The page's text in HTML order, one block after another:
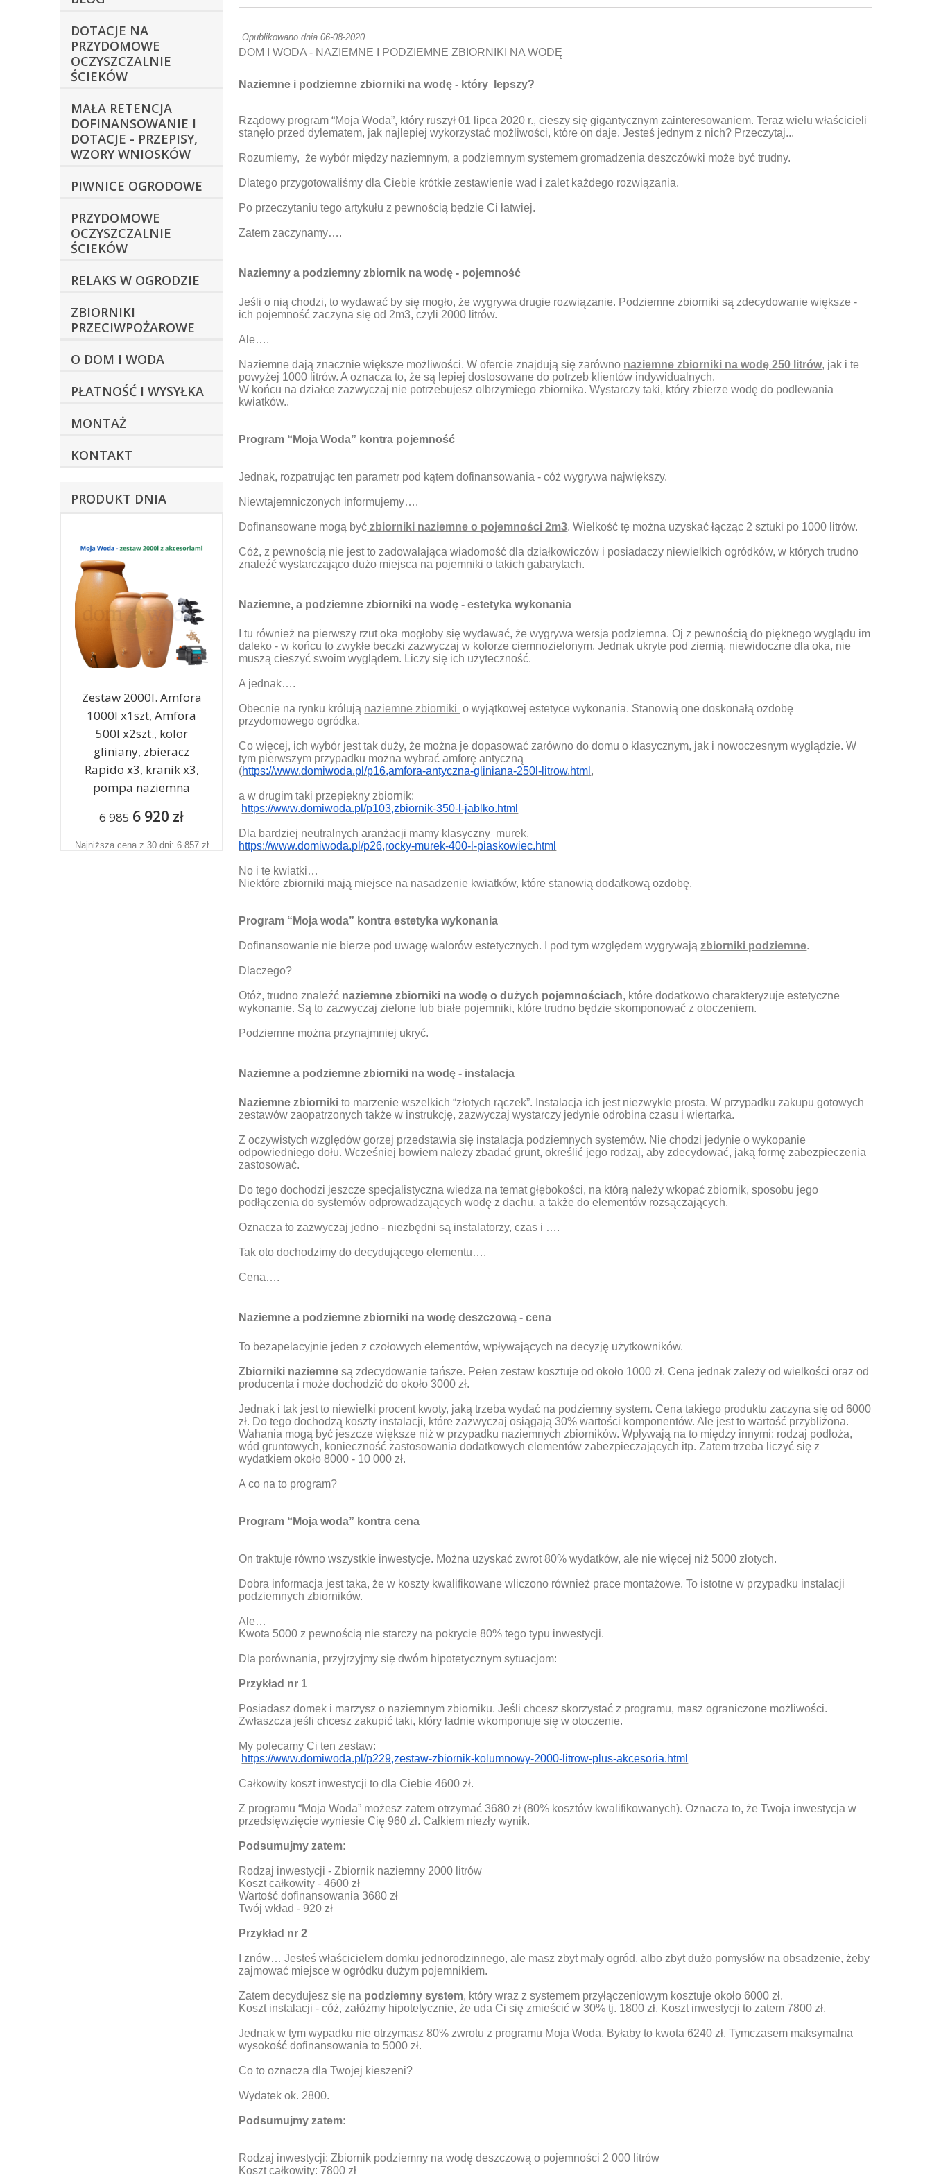
DOTACJE NA
PRZYDOMOWE
OCZYSZCZALNIE
ŚCIEKÓW
MAŁA RETENCJA
DOFINANSOWANIE I
DOTACJE - PRZEPISY,
WZORY WNIOSKÓW
PIWNICE OGRODOWE
PRZYDOMOWE
OCZYSZCZALNIE
ŚCIEKÓW
RELAKS W OGRODZIE
ZBIORNIKI
PRZECIWPOŻAROWE
O DOM I WODA
PŁATNOŚĆ I WYSYŁKA
MONTAŻ
KONTAKT
PRODUKT DNIA
Zestaw 2000l. Amfora
1000l x1szt, Amfora
500l x2szt., kolor
gliniany, zbieracz
Rapido x3, kranik x3,
pompa naziemna
6 985 6 920 zł
Najniższa cena z 30 dni: 6 857 zł
Opublikowano dnia 06-08-2020
DOM I WODA - NAZIEMNE I PODZIEMNE ZBIORNIKI NA WODĘ
Naziemne i podziemne zbiorniki na wodę - który lepszy?
Rządowy program “Moja Woda”, który ruszył 01 lipca 2020 r., cieszy się gigantycznym zainteresowaniem. Teraz wielu właścicieli
stanęło przed dylematem, jak najlepiej wykorzystać możliwości, które on daje. Jesteś jednym z nich? Przeczytaj...
Rozumiemy, że wybór między naziemnym, a podziemnym systemem gromadzenia deszczówki może być trudny.
Dlatego przygotowaliśmy dla Ciebie krótkie zestawienie wad i zalet każdego rozwiązania.
Po przeczytaniu tego artykułu z pewnością będzie Ci łatwiej.
Zatem zaczynamy….
Naziemny a podziemny zbiornik na wodę - pojemność
Jeśli o nią chodzi, to wydawać by się mogło, że wygrywa drugie rozwiązanie. Podziemne zbiorniki są zdecydowanie większe -
ich pojemność zaczyna się od 2m3, czyli 2000 litrów.
Ale….
Naziemne dają znacznie większe możliwości. W ofercie znajdują się zarówno naziemne zbiorniki na wodę 250 litrów, jak i te
powyżej 1000 litrów. A oznacza to, że są lepiej dostosowane do potrzeb klientów indywidualnych.
W końcu na działce zazwyczaj nie potrzebujesz olbrzymiego zbiornika. Wystarczy taki, który zbierze wodę do podlewania
kwiatków..
Program “Moja Woda” kontra pojemność
Jednak, rozpatrując ten parametr pod kątem dofinansowania - cóż wygrywa największy.
Niewtajemniczonych informujemy….
Dofinansowane mogą być zbiorniki naziemne o pojemności 2m3. Wielkość tę można uzyskać łącząc 2 sztuki po 1000 litrów.
Cóż, z pewnością nie jest to zadowalająca wiadomość dla działkowiczów i posiadaczy niewielkich ogródków, w których trudno
znaleźć wystarczająco dużo miejsca na pojemniki o takich gabarytach.
Naziemne, a podziemne zbiorniki na wodę - estetyka wykonania
I tu również na pierwszy rzut oka mogłoby się wydawać, że wygrywa wersja podziemna. Oj z pewnością do pięknego wyglądu im
daleko - w końcu to zwykłe beczki zazwyczaj w kolorze ciemnozielonym. Jednak ukryte pod ziemią, niewidoczne dla oka, nie
muszą cieszyć swoim wyglądem. Liczy się ich użyteczność.
A jednak….
Obecnie na rynku królują naziemne zbiorniki o wyjątkowej estetyce wykonania. Stanowią one doskonałą ozdobę
przydomowego ogródka.
Co więcej, ich wybór jest tak duży, że można je dopasować zarówno do domu o klasycznym, jak i nowoczesnym wyglądzie. W
tym pierwszym przypadku można wybrać amforę antyczną
(https://www.domiwoda.pl/p16,amfora-antyczna-gliniana-250l-litrow.html ,
a w drugim taki przepiękny zbiornik:
https://www.domiwoda.pl/p103,zbiornik-350-l-jablko.html
Dla bardziej neutralnych aranżacji mamy klasyczny murek.
https://www.domiwoda.pl/p26,rocky-murek-400-l-piaskowiec.html
No i te kwiatki…
Niektóre zbiorniki mają miejsce na nasadzenie kwiatków, które stanowią dodatkową ozdobę.
Program “Moja woda” kontra estetyka wykonania
Dofinansowanie nie bierze pod uwagę walorów estetycznych. I pod tym względem wygrywajązbiorniki podziemne.
Dlaczego?
Otóż, trudno znaleźć naziemne zbiorniki na wodę o dużych pojemnościach, które dodatkowo charakteryzuje estetyczne
wykonanie. Są to zazwyczaj zielone lub białe pojemniki, które trudno będzie skomponować z otoczeniem.
Podziemne można przynajmniej ukryć.
Naziemne a podziemne zbiorniki na wodę - instalacja
Naziemne zbiorniki to marzenie wszelkich “złotych rączek”. Instalacja ich jest niezwykle prosta. W przypadku zakupu gotowych
zestawów zaopatrzonych także w instrukcję, zazwyczaj wystarczy jedynie odrobina czasu i wiertarka.
Z oczywistych względów gorzej przedstawia się instalacja podziemnych systemów. Nie chodzi jedynie o wykopanie
odpowiedniego dołu. Wcześniej bowiem należy zbadać grunt, określić jego rodzaj, aby zdecydować, jaką formę zabezpieczenia
zastosować.
Do tego dochodzi jeszcze specjalistyczna wiedza na temat głębokości, na którą należy wkopać zbiornik, sposobu jego
podłączenia do systemów odprowadzających wodę z dachu, a także do elementów rozsączających.
Oznacza to zazwyczaj jedno - niezbędni są instalatorzy, czas i ….
Tak oto dochodzimy do decydującego elementu….
Cena….
Naziemne a podziemne zbiorniki na wodę deszczową - cena
To bezapelacyjnie jeden z czołowych elementów, wpływających na decyzję użytkowników.
Zbiorniki naziemnesą zdecydowanie tańsze. Pełen zestaw kosztuje od około 1000 zł. Cena jednak zależy od wielkości oraz od
producenta i może dochodzić do około 3000 zł.
Jednak i tak jest to niewielki procent kwoty, jaką trzeba wydać na podziemny system. Cena takiego produktu zaczyna się od 6000
zł. Do tego dochodzą koszty instalacji, które zazwyczaj osiągają 30% wartości komponentów. Ale jest to wartość przybliżona.
Wahania mogą być jeszcze większe niż w przypadku naziemnych zbiorników. Wpływają na to między innymi: rodzaj podłoża,
wód gruntowych, konieczność zastosowania dodatkowych elementów zabezpieczających itp. Zatem trzeba liczyć się z
wydatkiem około 8000 - 10 000 zł.
A co na to program?
Program “Moja woda” kontra cena
On traktuje równo wszystkie inwestycje. Można uzyskać zwrot 80% wydatków, ale nie więcej niż 5000 złotych.
Dobra informacja jest taka, że w koszty kwalifikowane wliczono również prace montażowe. To istotne w przypadku instalacji
podziemnych zbiorników.
Ale…
Kwota 5000 z pewnością nie starczy na pokrycie 80% tego typu inwestycji.
Dla porównania, przyjrzyjmy się dwóm hipotetycznym sytuacjom:
Przykład nr 1
Posiadasz domek i marzysz o naziemnym zbiorniku. Jeśli chcesz skorzystać z programu, masz ograniczone możliwości.
Zwłaszcza jeśli chcesz zakupić taki, który ładnie wkomponuje się w otoczenie.
My polecamy Ci ten zestaw:
https://www.domiwoda.pl/p229,zestaw-zbiornik-kolumnowy-2000-litrow-plus-akcesoria.html
Całkowity koszt inwestycji to dla Ciebie 4600 zł.
Z programu “Moja Woda” możesz zatem otrzymać 3680 zł (80% kosztów kwalifikowanych). Oznacza to, że Twoja inwestycja w
przedsięwzięcie wyniesie Cię 960 zł. Całkiem niezły wynik.
Podsumujmy zatem:
Rodzaj inwestycji - Zbiornik naziemny 2000 litrów
Koszt całkowity - 4600 zł
Wartość dofinansowania 3680 zł
Twój wkład - 920 zł
Przykład nr 2
I znów… Jesteś właścicielem domku jednorodzinnego, ale masz zbyt mały ogród, albo zbyt dużo pomysłów na obsadzenie, żeby
zajmować miejsce w ogródku dużym pojemnikiem.
Zatem decydujesz się na podziemny system, który wraz z systemem przyłączeniowym kosztuje około 6000 zł.
Koszt instalacji - cóż, załóżmy hipotetycznie, że uda Ci się zmieścić w 30% tj. 1800 zł. Koszt inwestycji to zatem 7800 zł.
Jednak w tym wypadku nie otrzymasz 80% zwrotu z programu Moja Woda. Byłaby to kwota 6240 zł. Tymczasem maksymalna
wysokość dofinansowania to 5000 zł.
Co to oznacza dla Twojej kieszeni?
Wydatek ok. 2800.
Podsumujmy zatem:
Rodzaj inwestycji: Zbiornik podziemny na wodę deszczową o pojemności 2 000 litrów
Koszt całkowity: 7800 zł